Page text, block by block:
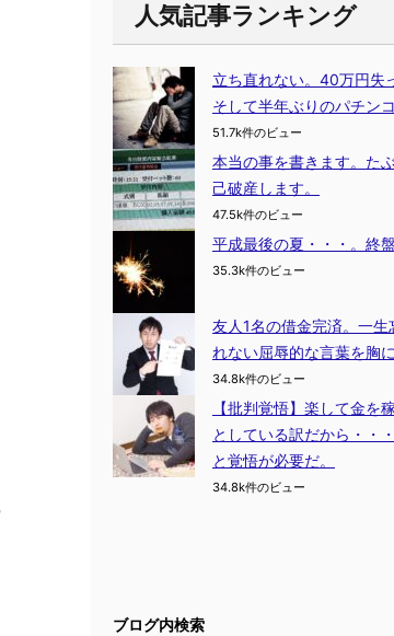
人気記事ランキング
立ち直れない。40万円失
そして半年ぶりのパチンコ
51.7k件のビュー
本当の事を書きます。た
己破産します。
47.5k件のビュー
平成最後の夏・・・。終盤
35.3k件のビュー
友人1名の借金完済。一生
れない屈辱的な言葉を胸に
34.8k件のビュー
【批判覚悟】楽して金を
としている訳だから・・
と覚悟が必要だ。
34.8k件のビュー
ブログ内検索